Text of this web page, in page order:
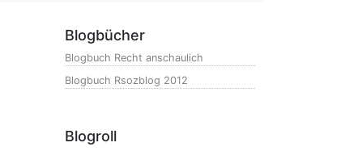
Blogbücher
Blogbuch Recht anschaulich
Blogbuch Rsozblog 2012
Blogroll